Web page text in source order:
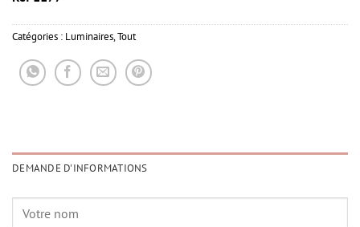
Catégories : Luminaires,Tout
DEMANDE D'INFORMATIONS